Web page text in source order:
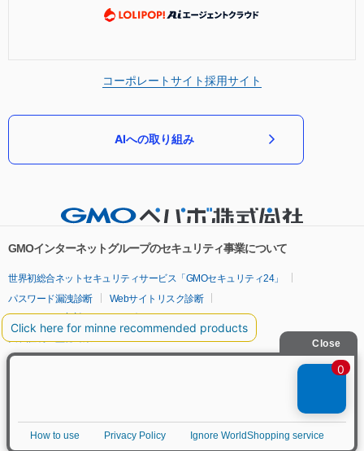
コーポレートサイト採用サイト
AIへの取り組み
GMOインターネットグループのセキュリティ事業について
世界初総合ネットセキュリティサービス「GMOセキュリティ24」
パスワード漏洩診断
Webサイトリスク診断
セキュリティ相談AIチャットボット
実在証明・盗聴対策
サイバー攻撃対策（GMOサイバーセキュリティ byイエラエ）